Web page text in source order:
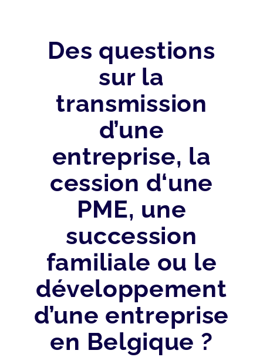
Des questions
sur la
transmission
d’une
entreprise, la
cession d‘une
PME, une
succession
familiale ou le
développement
d’une entreprise
en Belgique ?